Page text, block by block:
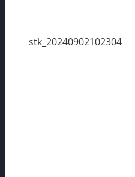
stk_20240902102304